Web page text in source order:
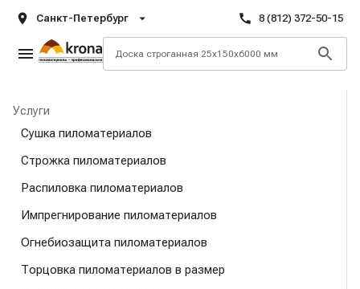
Санкт-Петербург 8 (812) 372-50-15
Услуги
Сушка пиломатериалов
Строжка пиломатериалов
Распиловка пиломатериалов
Импрегнирование пиломатериалов
Огнебиозащита пиломатериалов
Торцовка пиломатериалов в размер